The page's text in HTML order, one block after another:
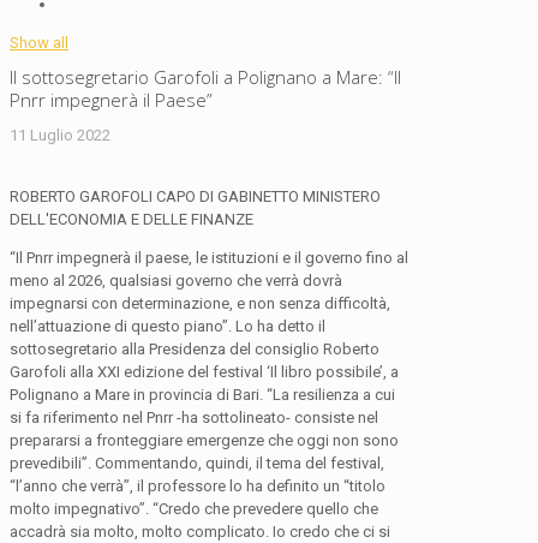
Show all
Il sottosegretario Garofoli a Polignano a Mare: “Il
Pnrr impegnerà il Paese”
11 Luglio 2022
ROBERTO GAROFOLI CAPO DI GABINETTO MINISTERO
DELL'ECONOMIA E DELLE FINANZE
“Il Pnrr impegnerà il paese, le istituzioni e il governo fino al
meno al 2026, qualsiasi governo che verrà dovrà
impegnarsi con determinazione, e non senza difficoltà,
nell’attuazione di questo piano”. Lo ha detto il
sottosegretario alla Presidenza del consiglio Roberto
Garofoli alla XXI edizione del festival ‘Il libro possibile’, a
Polignano a Mare in provincia di Bari. “La resilienza a cui
si fa riferimento nel Pnrr -ha sottolineato- consiste nel
prepararsi a fronteggiare emergenze che oggi non sono
prevedibili”. Commentando, quindi, il tema del festival,
“l’anno che verrà”, il professore lo ha definito un “titolo
molto impegnativo”. “Credo che prevedere quello che
accadrà sia molto, molto complicato. Io credo che ci si